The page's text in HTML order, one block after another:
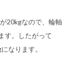
20kgなので、輪軸
す。したがって
なります。